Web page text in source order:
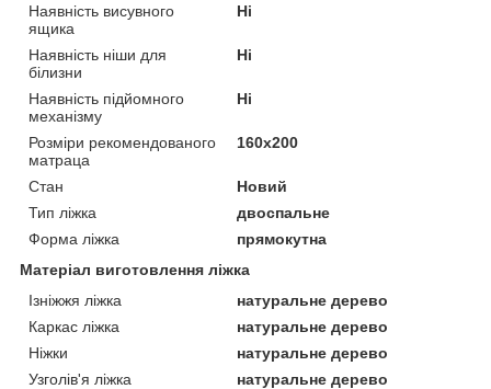
Наявність висувного
ящика
Ні
Наявність ніши для
білизни
Ні
Наявність підйомного
механізму
Ні
Розміри рекомендованого
матраца
160х200
Стан
Новий
Тип ліжка
двоспальне
Форма ліжка
прямокутна
Матеріал виготовлення ліжка
Ізніжжя ліжка
натуральне дерево
Каркас ліжка
натуральне дерево
Ніжки
натуральне дерево
Узголів'я ліжка
натуральне дерево